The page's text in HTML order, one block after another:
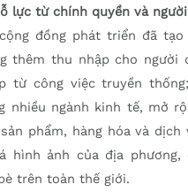
lực từ chính quyền và
đồng phát triển đã tạo
thêm thu nhập cho người
từ công việc truyền
nhiều ngành kinh tế, mở
phẩm, hàng hóa và
hình ảnh của địa phương,
trên toàn thế giới.